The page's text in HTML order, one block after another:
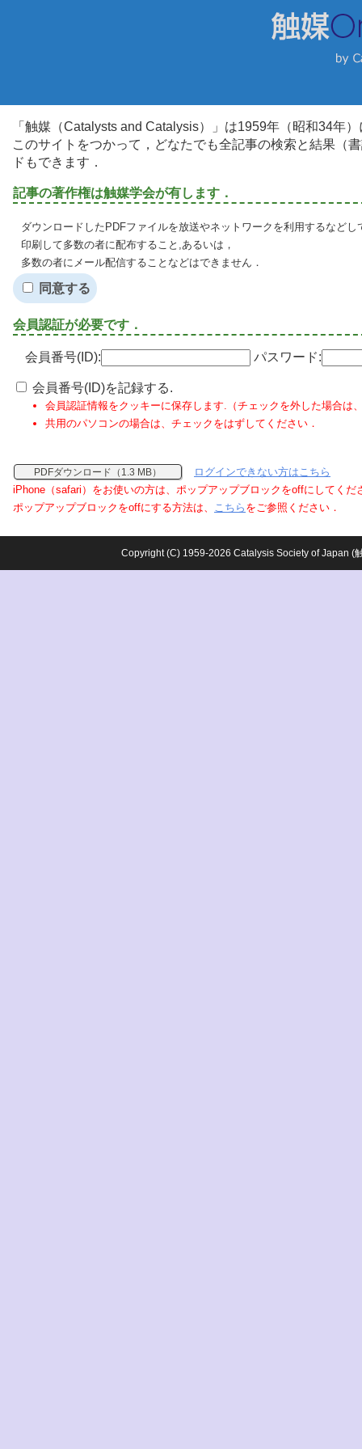
「触媒（Catalysts and Catalysis）」は1959年（昭和34年
このサイトをつかって，どなたでも全記事の検索と結果（
ドもできます．
記事の著作権は触媒学会が有します．
ダウンロードしたPDFファイルを放送やネットワークを利用するなど
印刷して多数の者に配布すること,あるいは，
多数の者にメール配信することなどはできません．
同意する
会員認証が必要です．
会員番号(ID): パスワード:
会員番号(ID)を記録する.
会員認証情報をクッキーに保存します.（チェックを外した場合は
共用のパソコンの場合は、チェックをはずしてください．
PDFダウンロード（1.3 MB）
ログインできない方はこちら
iPhone（safari）をお使いの方は、ポップアップブロックをoffにしてくだ
ポップアップブロックをoffにする方法は、 こちら をご参照ください．
Copyright (C) 1959-2026 Catalysis Society of Japan (